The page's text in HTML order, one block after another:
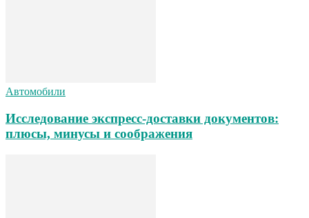
Автомобили
Исследование экспресс-доставки документов:
плюсы, минусы и соображения